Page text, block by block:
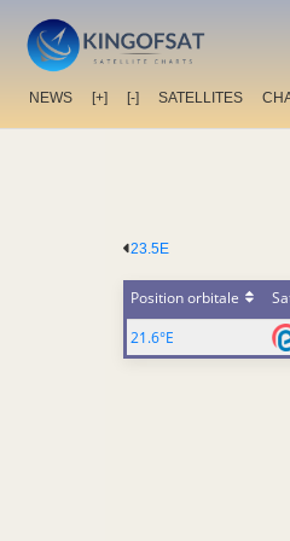
NEWS [+] [-] SATELLITES
23.5E
Position orbitale
21.6°E